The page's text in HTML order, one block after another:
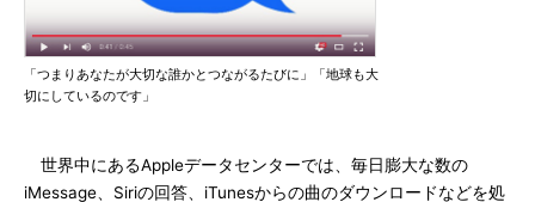
「つまりあなたが大切な誰かとつながるたびに」「地球も大
切にしているのです」
世界中にあるAppleデータセンターでは、毎日膨大な数の
iMessage、Siriの回答、iTunesからの曲のダウンロードなどを処